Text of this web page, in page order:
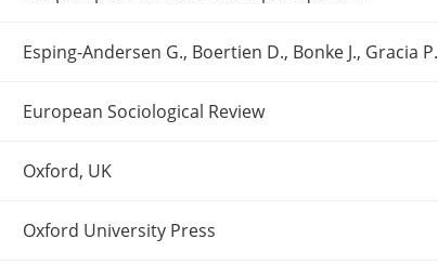
Esping-Andersen G., Boertien D., Bonke J., Gracia P.
European Sociological Review
Oxford, UK
Oxford University Press